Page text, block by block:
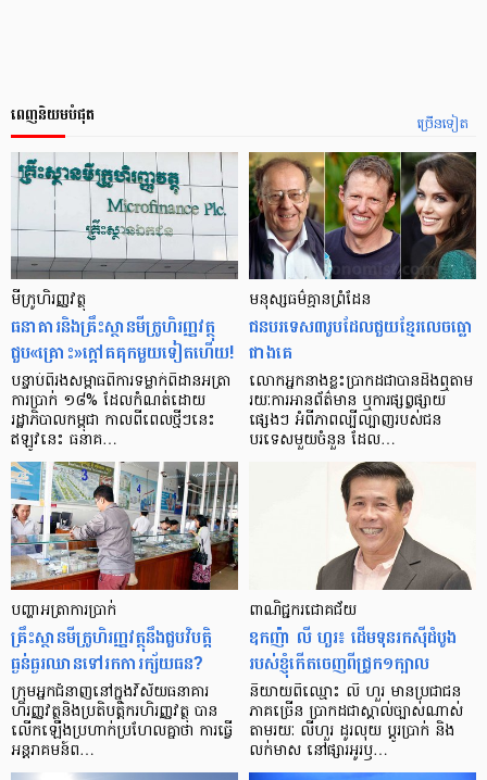
ច្រើនទៀត
ពេញនិយមបំផុត
មីក្រូ​ហិរញ្ញវត្ថុ
ធនាគារ​និង​គ្រឹះស្ថាន​មីក្រូ​ហិរញ្ញវត្ថុ​
ជួប«គ្រោះ»ក្តៅ​គគុក​មួយ​ទៀត​ហើយ!
បន្ទាប់​ពី​រង​សម្ពាធ​​ពី​ការ​ទម្លាក់​ពិដាន​អត្រា​
ការ​ប្រាក់ ១៨​% ដែល​កំណត់​ដោយ​
រដ្ឋាភិបាល​កម្ពុជា កាល​ពី​ពេល​ថ្មីៗ​នេះ
ឥឡូវ​នេះ ធនាគ…
មនុស្ស​ធម៌​គ្មាន​ព្រំដែន
ជន​បរទេស​៣​រូប​ដែល​ជួយ​ខ្មែរ​លេច​ធ្លោ​
ជាង​គេ
លោកអ្នក​នាង​ខ្លះ​ប្រាកដ​ជា​បាន​​ដឹង​ឮ​តាម​
រយៈ​ការ​អាន​ព័ត៌មាន ឬ​ការ​ផ្សព្វផ្សាយ​
ផ្សេងៗ អំពី​ភាព​ល្បីល្បាញ​របស់​ជន​
បរទេស​មួយ​ចំនួន ដែល…
បញ្ហា​អត្រា​ការប្រាក់
គ្រឹះស្ថាន​មីក្រូ​ហិរញ្ញវត្ថុ​នឹង​ជួប​វិបត្តិ​
ធ្ងន់ធ្ងរ​ឈាន​ទៅ​រក​ការ​ក្ស័យធន?
ក្រុម​អ្នក​ជំនាញ​នៅ​ក្នុង​វិស័យ​ធនាគារ
ហិរញ្ញវត្ថុ​និង​ប្រតិបត្តិករ​ហិរញ្ញ​វត្ថុ បាន​​
លើក​ឡើង​ប្រហាក់​ប្រហែល​គ្នា​ថា ការ​ធ្វើ​
អន្តរាគមន៍​ព…
ពាណិជ្ជករជោគជ័យ
ឧកញ៉ា លី ហួរ៖ ដើមទុនរកស៊ីដំបូង
របស់ខ្ញុំកើតចេញពីជ្រូក១ក្បាល
និយាយ​ពី​ឈ្មោះ លី ហួរ មាន​ប្រជាជន​
ភាគ​ច្រើន ប្រាកដ​ជា​ស្គាល់​ច្បាស់​ណាស់
តាមរយៈ លីហួរ ដូរ​លុយ ប្តូរ​បា្រក់ និង​
លក់​មាស នៅ​ផ្សារ​អូរ​ឫ…